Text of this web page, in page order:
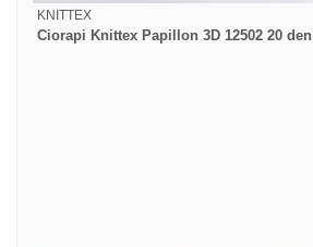
KNITTEX
Ciorapi Knittex Papillon 3D 12502 20 den